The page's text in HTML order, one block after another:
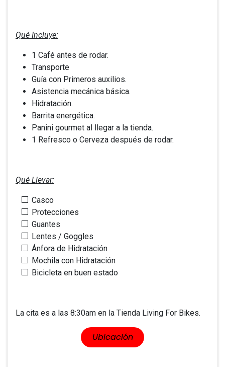
Qué Incluye:
1 Café antes de rodar.
Transporte
Guía con Primeros auxilios.
Asistencia mecánica básica.
Hidratación.
Barrita energética.
Panini gourmet al llegar a la tienda.
1 Refresco o Cerveza después de rodar.
Qué Llevar:
Casco
Protecciones
Guantes
Lentes / Goggles
Ánfora de Hidratación
Mochila con Hidratación
Bicicleta en buen estado
La cita es a las 8:30am en la Tienda Living For Bikes.
​​Ubicaci​​ón